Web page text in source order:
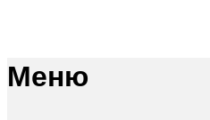
Меню